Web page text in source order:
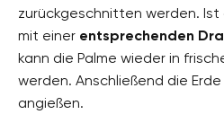
zurückgeschnitten werden.
mit einer entsprechenden
kann die Palme wieder in
werden. Anschließend die
angießen.